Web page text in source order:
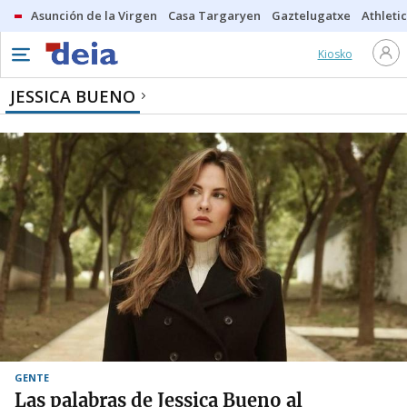
Asunción de la Virgen Casa Targaryen Gaztelugatxe Athletic
Kiosko
JESSICA BUENO
GENTE
Las palabras de Jessica Bueno al